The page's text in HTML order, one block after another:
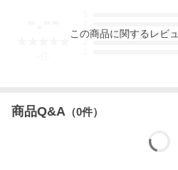
リンガ蒸しチェアー。
豊富で「奇跡の植物」として大注目
す。お湯で煮だした時の香りが緑茶
3
この商品に関するレビ
商品Q&A （0件）